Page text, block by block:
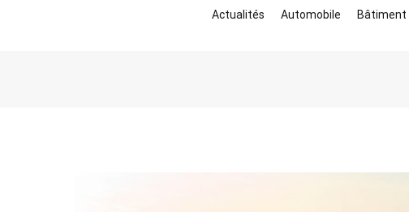
Actualités
Automobile Bâtiment